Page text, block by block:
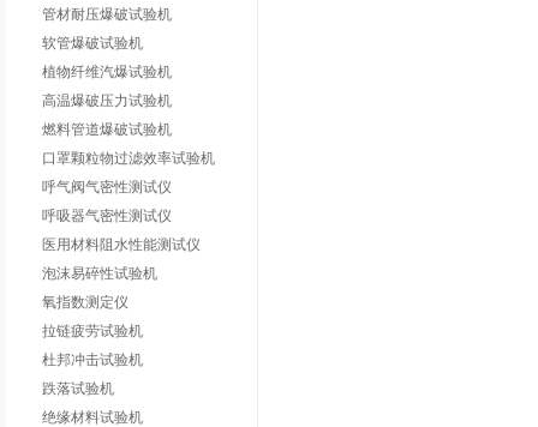
管材耐压爆破试验机
软管爆破试验机
植物纤维汽爆试验机
高温爆破压力试验机
燃料管道爆破试验机
口罩颗粒物过滤效率试验机
呼气阀气密性测试仪
呼吸器气密性测试仪
医用材料阻水性能测试仪
泡沫易碎性试验机
氧指数测定仪
拉链疲劳试验机
杜邦冲击试验机
跌落试验机
绝缘材料试验机